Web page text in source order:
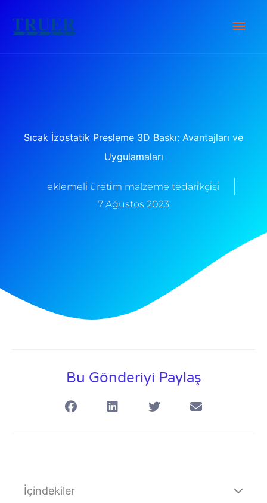
atla
Ana
Sıcak İzostatik Presleme 3D Baskı: Avantajları ve
Uygulamaları
eklemeli̇ üreti̇m malzeme tedari̇kçi̇si̇
7 Ağustos 2023
Bu Gönderiyi Paylaş
İçindekiler